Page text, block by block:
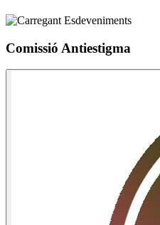
Comissió Antiestigma